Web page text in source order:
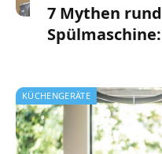
7 Mythen
KÜCHENGERÄTE